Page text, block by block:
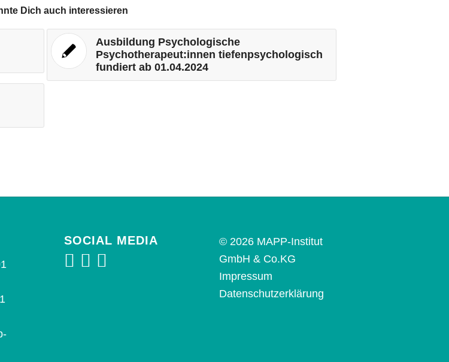
Dich auch interessieren
Ausbildung Psychologische
Psychotherapeut:innen tiefenpsychologisch
fundiert ab 01.04.2024
SOCIAL MEDIA
© 2026 MAPP-Institut
GmbH & Co.KG
Impressum
Datenschutzerklärung